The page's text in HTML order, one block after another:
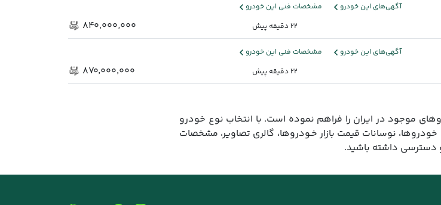
آگهی‌های این خودرو مشخصات فنی این خودرو
22 دقیقه پیش ۸۴۰٬۰۰۰٬۰۰۰
آگهی‌های این خودرو مشخصات فنی این خودرو
22 دقیقه پیش ۸۷۰٬۰۰۰٬۰۰۰
موجود در ایران را فراهم نموده است. با انتخاب نوع خودرو
نوسانات قیمت بازار خـودروها، گالری تصاویر، مشخصات
دسترسی داشته باشید.